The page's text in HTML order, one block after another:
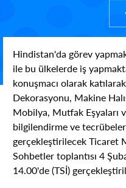
Hindistan'da görev
ile bu ülkelerde iş
konuşmacı olarak
Dekorasyonu, Makine
Mobilya, Mutfak Eşyaları
bilgilendirme ve
gerçekleştirilecek Ticaret
Sohbetler toplantısı 4
14.00'de (TSİ)